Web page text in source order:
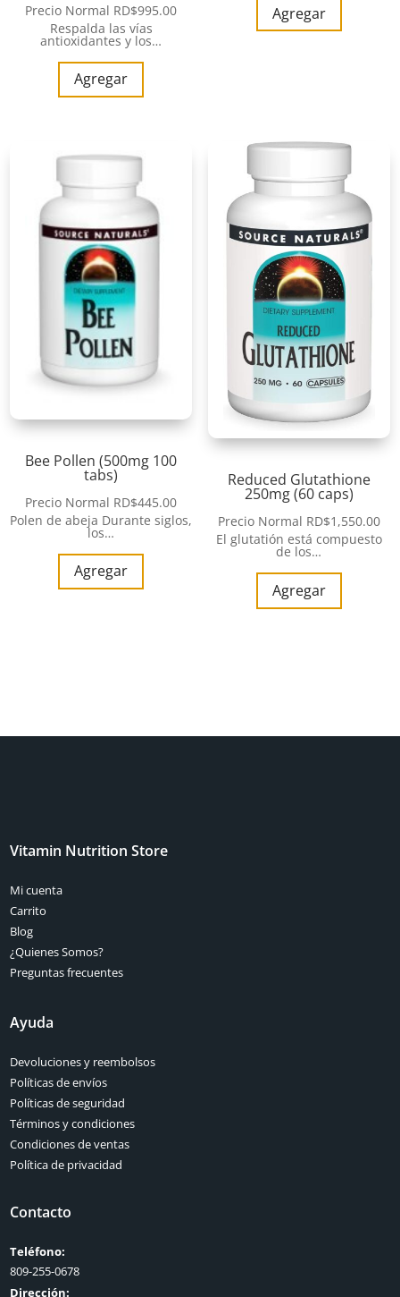
Precio Normal RD$995.00
Respalda las vías
antioxidantes y los…
Agregar
Agregar
Bee Pollen (500mg 100
tabs)
Precio Normal RD$445.00
Polen de abeja Durante siglos,
los…
Agregar
Reduced Glutathione
250mg (60 caps)
Precio Normal RD$1,550.00
El glutatión está compuesto
de los…
Agregar
Vitamin Nutrition Store
Mi cuenta
Carrito
Blog
¿Quienes Somos?
Preguntas frecuentes
Ayuda
Devoluciones y reembolsos
Políticas de envíos
Políticas de seguridad
Términos y condiciones
Condiciones de ventas
Política de privacidad
Contacto
Teléfono:
809-255-0678
Dirección: